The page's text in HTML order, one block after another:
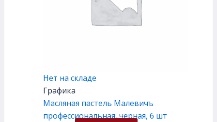
Нет на складе
Графика
Масляная пастель Малевичъ
профессиональная, черная, 6 шт